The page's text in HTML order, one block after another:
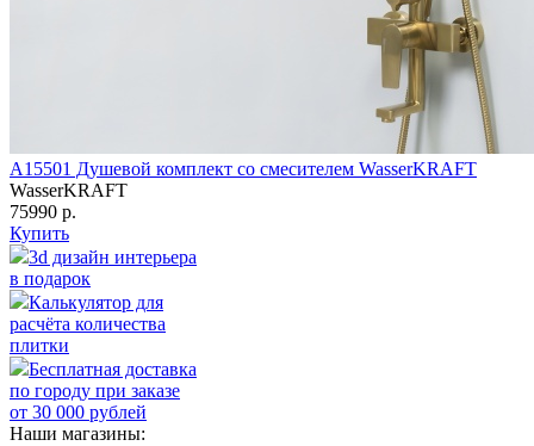
A15501 Душевой комплект со смесителем WasserKRAFT
WasserKRAFT
75990 р.
Купить
3d дизайн интерьера
в подарок
Калькулятор для
расчёта количества
плитки
Бесплатная доставка
по городу при заказе
от 30 000 рублей
Наши магазины: